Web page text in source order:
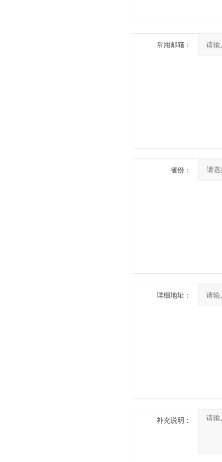
常用邮箱：
省份：
详细地址：
补充说明：